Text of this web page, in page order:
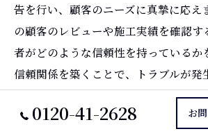
告を行い、顧客のニーズに真摯に応え
の顧客のレビューや施工実績を確認す
者がどのような信頼性を持っているか
信頼関係を築くことで、トラブルが発
かつ適切な対応が可能となり、長期的
プへとつながります。本記事を通じて
0120-41-2628 お